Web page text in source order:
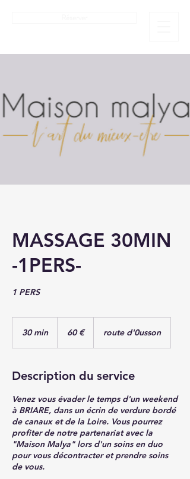
MASSAGE 30MIN
-1PERS-
1 PERS
30 min3
n
60 € route d'0usson
Description du service
Venez vous évader le temps d'un weekend
à BRIARE, dans un écrin de verdure bordé
de canaux et de la Loire. Vous pourrez
profiter de notre partenariat avec la
"Maison Malya" lors d'un soins en duo
pour vous décontracter et prendre soins
de vous.